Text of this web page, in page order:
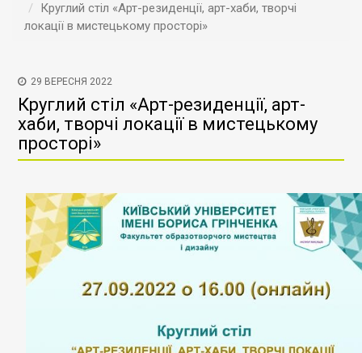
Круглий стіл «Арт-резиденції, арт-хаби, творчі
локації в мистецькому просторі»
29 ВЕРЕСНЯ 2022
Круглий стіл «Арт-резиденції, арт-
хаби, творчі локації в мистецькому
просторі»